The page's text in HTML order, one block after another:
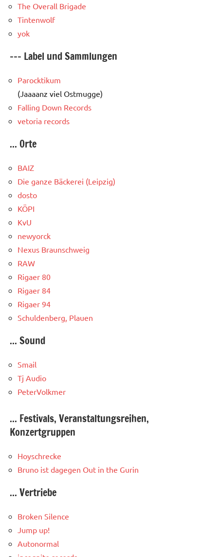
The Overall Brigade
Tintenwolf
yok
--- Label und Sammlungen
Parocktikum
(Jaaaanz viel Ostmugge)
Falling Down Records
vetoria records
... Orte
BAIZ
Die ganze Bäckerei (Leipzig)
dosto
KÖPI
KvU
newyorck
Nexus Braunschweig
RAW
Rigaer 80
Rigaer 84
Rigaer 94
Schuldenberg, Plauen
... Sound
Smail
Tj Audio
PeterVolkmer
... Festivals, Veranstaltungsreihen,
Konzertgruppen
Hoyschrecke
Bruno ist dagegen Out in the Gurin
... Vertriebe
Broken Silence
Jump up!
Autonormal